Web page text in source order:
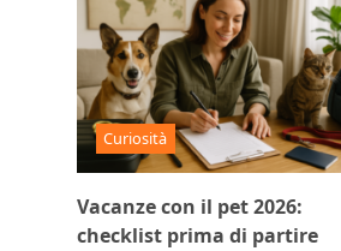
Curiosità
Vacanze con il pet 2026:
checklist prima di partire